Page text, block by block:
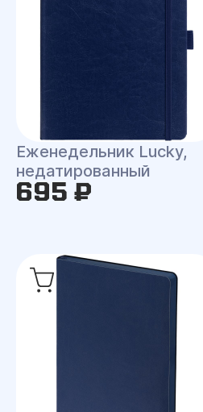
Еженедельник Lucky,
недатированный
695 ₽